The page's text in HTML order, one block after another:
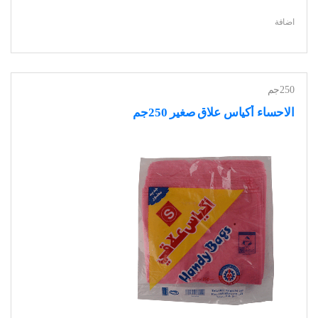
اضافة
250جم
الاحساء أكياس علاق صغير 250جم